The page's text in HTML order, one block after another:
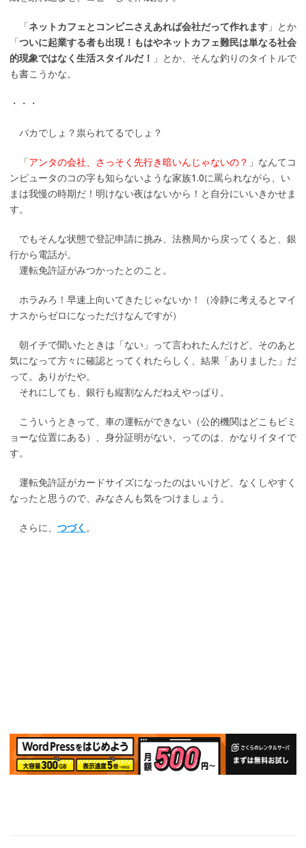
「ネットカフェとコンビニさえあれば会社だって作れます 」とか
「ついに起業する者も出現！もはやネットカフェ難民は単なる社会
的現象ではなく生活スタイルだ！
」とか、そんな釣りのタイトルで
も書こうかな。
・・・
バカでしょ？祟られてるでしょ？
「アンタの会社、さっそく先行き暗いんじゃないの？ 」なんてコ
ンピュータのコの字も知らないような家族1.0に罵られながら、い
まは我慢の時期だ！明けない夜はないから！と自分にいいきかせま
す。
でもそんな状態で登記申請に挑み、法務局から戻ってくると、銀
行から電話が。
運転免許証がみつかったとのこと。
ホラみろ！早速上向いてきたじゃないか！（冷静に考えるとマイ
ナスからゼロになっただけなんですが）
朝イチで聞いたときは「ない」って言われたんだけど、そのあと
気になって方々に確認とってくれたらしく、結果「ありました」だ
って。ありがたや。
それにしても、銀行も縦割なんだねえやっぱり。
こういうときって、車の運転ができない（公的機関はどこもビミ
ョーな位置にある）、身分証明がない、ってのは、かなりイタイで
す。
運転免許証がカードサイズになったのはいいけど、なくしやすく
なったと思うので、みなさんも気をつけましょう。
さらに、 つづく 。